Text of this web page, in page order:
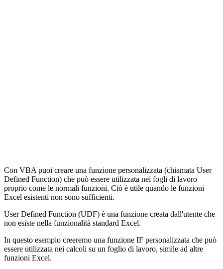
Con VBA puoi creare una funzione personalizzata (chiamata User
Defined Function) che può essere utilizzata nei fogli di lavoro
proprio come le normali funzioni. Ciò è utile quando le funzioni
Excel esistenti non sono sufficienti.
User Defined Function (UDF) è una funzione creata dall'utente che
non esiste nella funzionalità standard Excel.
In questo esempio creeremo una funzione IF personalizzata che può
essere utilizzata nei calcoli su un foglio di lavoro, simile ad altre
funzioni Excel.